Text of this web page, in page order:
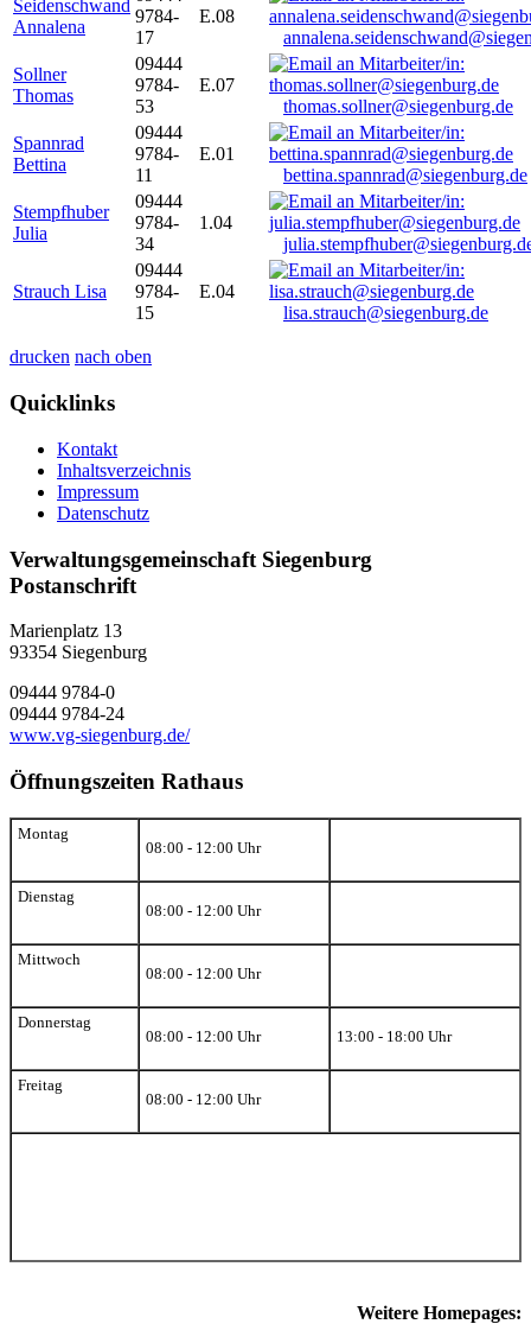
Seidenschwand
Annalena
9784-
17
E.08
Sollner
Thomas
09444
9784-
53
E.07
thomas.sollner@siegenburg.de
Spannrad
Bettina
09444
9784-
11
E.01
bettina.spannrad@siegenburg.de
Stempfhuber
Julia
09444
9784-
34
1.04
Strauch Lisa
09444
9784-
15
E.04
lisa.strauch@siegenburg.de
drucken nach oben
Quicklinks
Kontakt
Inhaltsverzeichnis
Impressum
Datenschutz
Verwaltungsgemeinschaft Siegenburg
Postanschrift
Marienplatz 13
93354 Siegenburg
09444 9784-0
09444 9784-24
www.vg-siegenburg.de/
Öffnungszeiten Rathaus
Montag
08:00 - 12:00 Uhr
Dienstag
08:00 - 12:00 Uhr
Mittwoch
08:00 - 12:00 Uhr
Donnerstag
08:00 - 12:00 Uhr
13:00 - 18:00 Uhr
Freitag
08:00 - 12:00 Uhr
Weitere Homepages: